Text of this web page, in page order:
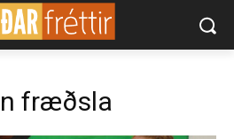
fræðsla